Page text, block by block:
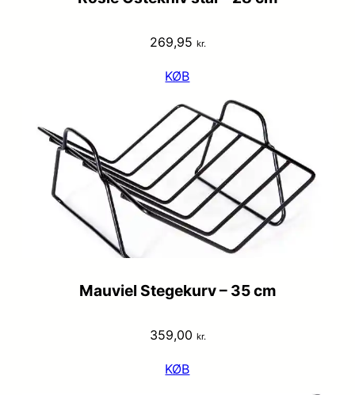
269,95 kr.
KØB
Mauviel Stegekurv – 35 cm
359,00 kr.
KØB